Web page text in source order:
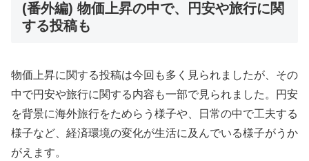
(番外編) 物価上昇の中で、円安や旅行に関
する投稿も
物価上昇に関する投稿は今回も多く見られましたが、その
中で円安や旅行に関する内容も一部で見られました。円安
を背景に海外旅行をためらう様子や、日常の中で工夫する
様子など、経済環境の変化が生活に及んでいる様子がうか
がえます。